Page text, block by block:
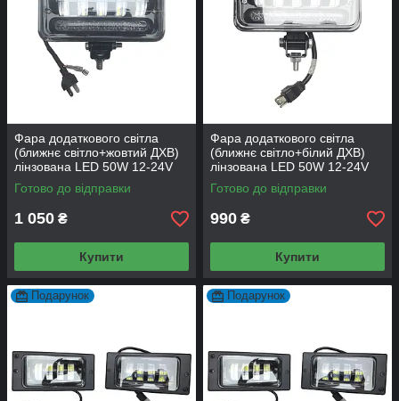
Фара додаткового світла
(ближнє світло+жовтий ДХВ)
лінзована LED 50W 12-24V
H4 роз'єм
Готово до відправки
1 050 ₴
Купити
Фара додаткового світла
(ближнє світло+білий ДХВ)
лінзована LED 50W 12-24V
H4 роз'єм
Готово до відправки
990 ₴
Купити
Подарунок Подарунок